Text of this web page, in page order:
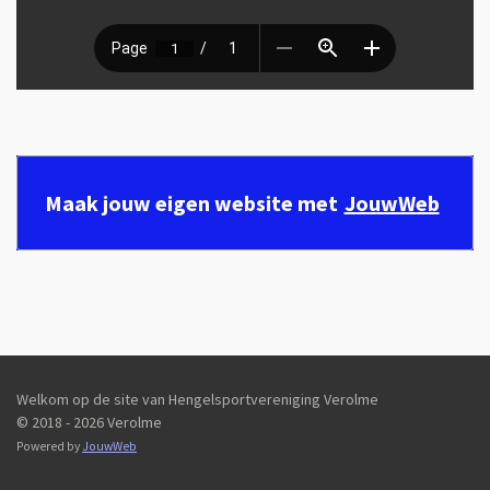
Maak jouw eigen website met JouwWeb
Welkom op de site van Hengelsportvereniging Verolme
© 2018 - 2026 Verolme
Powered by JouwWeb